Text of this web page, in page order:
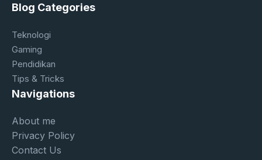
Blog Categories
Teknologi
Gaming
Pendidikan
Tips & Tricks
Navigations
About me
Privacy Policy
Contact Us